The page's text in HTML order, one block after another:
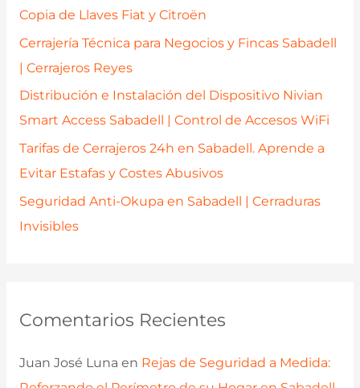
o
Copia de Llaves Fiat y Citroën
Cerrajería Técnica para Negocios y Fincas Sabadell
| Cerrajeros Reyes
Distribución e Instalación del Dispositivo Nivian
Smart Access Sabadell | Control de Accesos WiFi
Tarifas de Cerrajeros 24h en Sabadell. Aprende a
Evitar Estafas y Costes Abusivos
Seguridad Anti-Okupa en Sabadell | Cerraduras
Invisibles
Comentarios Recientes
Juan José Luna en Rejas de Seguridad a Medida: